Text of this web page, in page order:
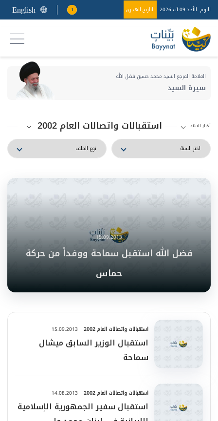
اليوم الأحد 09 آب 2026 التاريخ الهجري 1
English
العلامة المرجع السيد محمد حسين فضل الله
سيرة السيد
أخبار السيّد استقبالات واتصالات العام 2002
15.09.2013
فضل الله استقبل سماحة ووفداً من حركة
حماس
استقبالات واتصالات العام 2002 15.09.2013
استقبال الوزير السابق ميشال
سماحة
استقبالات واتصالات العام 2002 14.08.2013
استقبال سفير الجمهورية الإسلامية